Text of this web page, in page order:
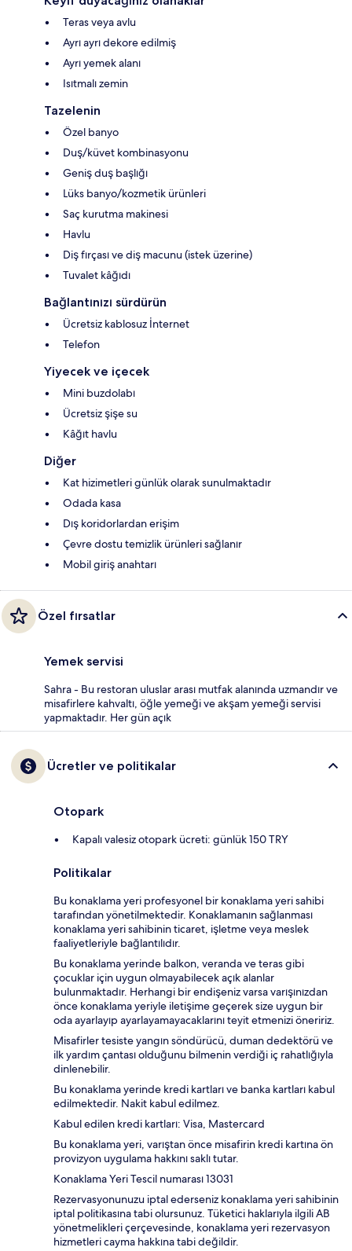
Teras veya avlu
Ayrı ayrı dekore edilmiş
Ayrı yemek alanı
Isıtmalı zemin
Tazelenin
Özel banyo
Duş/küvet kombinasyonu
Geniş duş başlığı
Lüks banyo/kozmetik ürünleri
Saç kurutma makinesi
Havlu
Diş fırçası ve diş macunu (istek üzerine)
Tuvalet kâğıdı
Bağlantınızı sürdürün
Ücretsiz kablosuz İnternet
Telefon
Yiyecek ve içecek
Mini buzdolabı
Ücretsiz şişe su
Kâğıt havlu
Diğer
Kat hizimetleri günlük olarak sunulmaktadır
Odada kasa
Dış koridorlardan erişim
Çevre dostu temizlik ürünleri sağlanır
Mobil giriş anahtarı
Özel fırsatlar
Yemek servisi
Sahra - Bu restoran uluslar arası mutfak alanında uzmandır ve
misafirlere kahvaltı, öğle yemeği ve akşam yemeği servisi
yapmaktadır. Her gün açık
Ücretler ve politikalar
Otopark
Kapalı valesiz otopark ücreti: günlük 150 TRY
Politikalar
Bu konaklama yeri profesyonel bir konaklama yeri sahibi
tarafından yönetilmektedir. Konaklamanın sağlanması
konaklama yeri sahibinin ticaret, işletme veya meslek
faaliyetleriyle bağlantılıdır.
Bu konaklama yerinde balkon, veranda ve teras gibi
çocuklar için uygun olmayabilecek açık alanlar
bulunmaktadır. Herhangi bir endişeniz varsa varışınızdan
önce konaklama yeriyle iletişime geçerek size uygun bir
oda ayarlayıp ayarlayamayacaklarını teyit etmenizi öneririz.
Misafirler tesiste yangın söndürücü, duman dedektörü ve
ilk yardım çantası olduğunu bilmenin verdiği iç rahatlığıyla
dinlenebilir.
Bu konaklama yerinde kredi kartları ve banka kartları kabul
edilmektedir. Nakit kabul edilmez.
Kabul edilen kredi kartları: Visa, Mastercard
Bu konaklama yeri, varıştan önce misafirin kredi kartına ön
provizyon uygulama hakkını saklı tutar.
Konaklama Yeri Tescil numarası 13031
Rezervasyonunuzu iptal ederseniz konaklama yeri sahibinin
iptal politikasına tabi olursunuz. Tüketici haklarıyla ilgili AB
yönetmelikleri çerçevesinde, konaklama yeri rezervasyon
hizmetleri cayma hakkına tabi değildir.